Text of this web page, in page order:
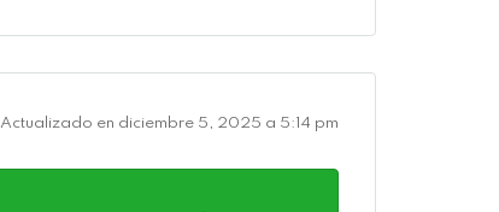
Actualizado en diciembre 5, 2025 a 5:14 pm